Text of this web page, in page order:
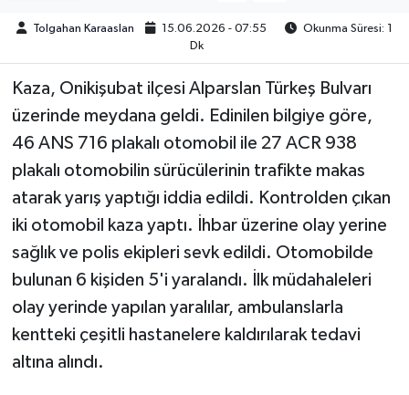
Tolgahan Karaaslan 15.06.2026 - 07:55
Okunma Süresi: 1
Dk
Kaza, Onikişubat ilçesi Alparslan Türkeş Bulvarı
üzerinde meydana geldi. Edinilen bilgiye göre,
46 ANS 716 plakalı otomobil ile 27 ACR 938
plakalı otomobilin sürücülerinin trafikte makas
atarak yarış yaptığı iddia edildi. Kontrolden çıkan
iki otomobil kaza yaptı. İhbar üzerine olay yerine
sağlık ve polis ekipleri sevk edildi. Otomobilde
bulunan 6 kişiden 5'i yaralandı. İlk müdahaleleri
olay yerinde yapılan yaralılar, ambulanslarla
kentteki çeşitli hastanelere kaldırılarak tedavi
altına alındı.
OTOMOTİV
TEKNOLOJİ
KÜLTÜR SANAT